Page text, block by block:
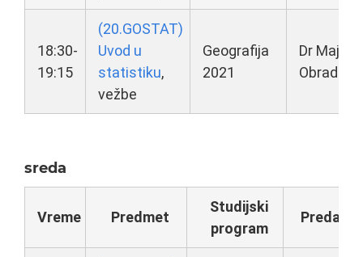
18:30-
19:15
(20.GOSTAT)
Uvod u
statistiku,
vežbe
Geografija
2021
Dr Maja
sreda
Vreme Predmet
Studijski
program
Predavač